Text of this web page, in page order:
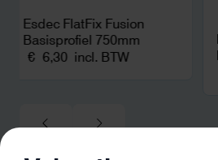
Esdec FlatFix Fusion
Basisprofiel 750mm
€ 6,30 incl. BTW